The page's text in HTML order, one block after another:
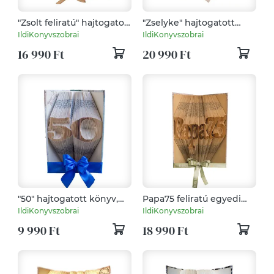
"Zsolt feliratú" hajtogatott
könyv, könyvszobor
esküvőre, évfordulóra,
nászajándéknak-
Rendelésre
IldiKonyvszobrai
16 990 Ft
"Zselyke" hajtogatott
könyv, könyvszobor
esküvőre, évfordulóra,
nászajándéknak-
Rendelésre
IldiKonyvszobrai
20 990 Ft
"50" hajtogatott könyv,
könyvszobor
születésnapra -
Rendelésre
IldiKonyvszobrai
9 990 Ft
Papa75 feliratú egyedi
hajtogatott könyv,
könyvszobor
IldiKonyvszobrai
18 990 Ft